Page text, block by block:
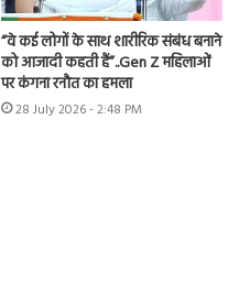
“वे कई लोगों के साथ शारीरिक संबंध बनाने
को आजादी कहती हैं”..Gen Z महिलाओं
पर कंगना रनौत का हमला
28 July 2026 - 2:48 PM